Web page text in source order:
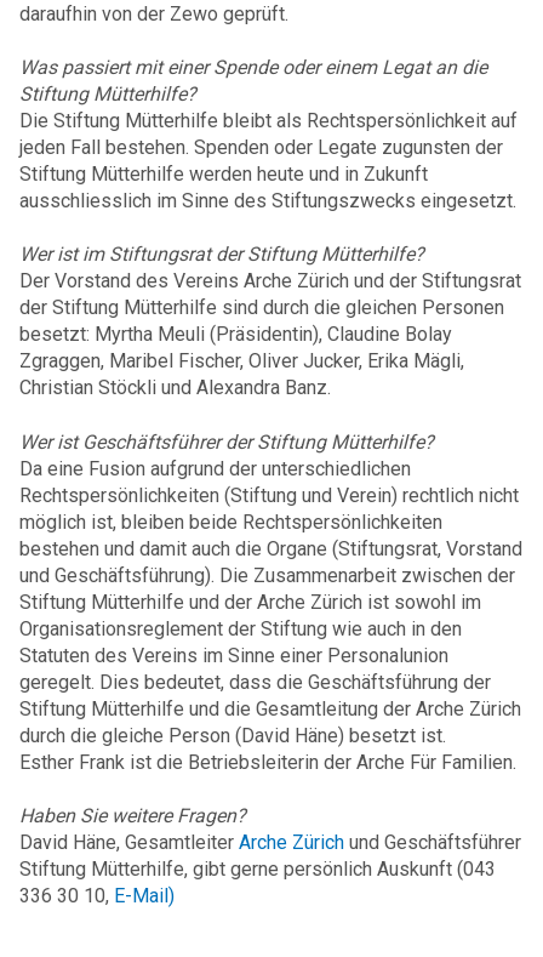
daraufhin von der Zewo geprüft.
Was passiert mit einer Spende oder einem Legat an die
Stiftung Mütterhilfe?
Die Stiftung Mütterhilfe bleibt als Rechtspersönlichkeit auf
jeden Fall bestehen. Spenden oder Legate zugunsten der
Stiftung Mütterhilfe werden heute und in Zukunft
ausschliesslich im Sinne des Stiftungszwecks eingesetzt.
Wer ist im Stiftungsrat der Stiftung Mütterhilfe?
Der Vorstand des Vereins Arche Zürich und der Stiftungsrat
der Stiftung Mütterhilfe sind durch die gleichen Personen
besetzt: Myrtha Meuli (Präsidentin), Claudine Bolay
Zgraggen, Maribel Fischer, Oliver Jucker, Erika Mägli,
Christian Stöckli und Alexandra Banz.
Wer ist Geschäftsführer der Stiftung Mütterhilfe?
Da eine Fusion aufgrund der unterschiedlichen
Rechtspersönlichkeiten (Stiftung und Verein) rechtlich nicht
möglich ist, bleiben beide Rechtspersönlichkeiten
bestehen und damit auch die Organe (Stiftungsrat, Vorstand
und Geschäftsführung). Die Zusammenarbeit zwischen der
Stiftung Mütterhilfe und der Arche Zürich ist sowohl im
Organisationsreglement der Stiftung wie auch in den
Statuten des Vereins im Sinne einer Personalunion
geregelt. Dies bedeutet, dass die Geschäftsführung der
Stiftung Mütterhilfe und die Gesamtleitung der Arche Zürich
durch die gleiche Person (David Häne) besetzt ist.
Esther Frank ist die Betriebsleiterin der Arche Für Familien.
Haben Sie weitere Fragen?
David Häne, Gesamtleiter Arche Zürich und Geschäftsführer
Stiftung Mütterhilfe, gibt gerne persönlich Auskunft (043
336 30 10, E-Mail )